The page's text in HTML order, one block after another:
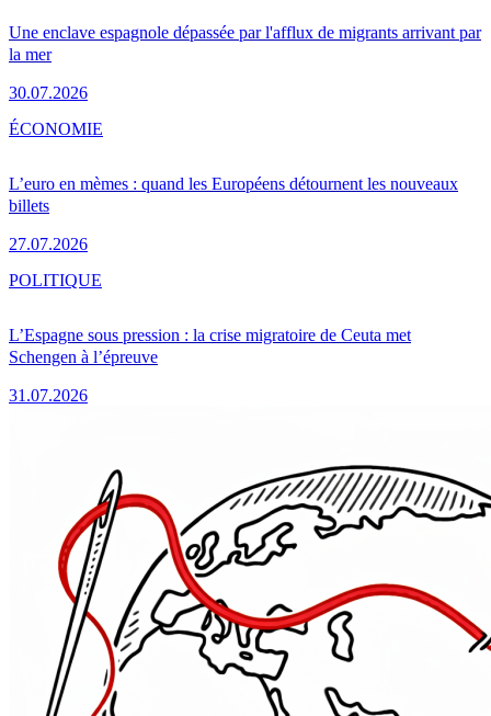
Une enclave espagnole dépassée par l'afflux de migrants arrivant par
la mer
30.07.2026
L’euro en mèmes : quand les Européens détournent les nouveaux
billets
27.07.2026
ÉCONOMIE
L’Espagne sous pression : la crise migratoire de Ceuta met
Schengen à l’épreuve
31.07.2026
POLITIQUE